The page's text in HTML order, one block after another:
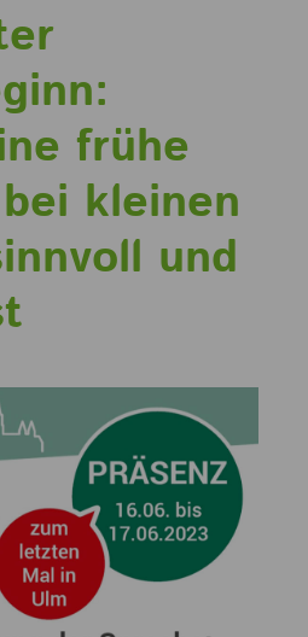
frühe
kleinen
und